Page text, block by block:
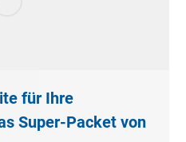
für Ihre
Super-Packet von